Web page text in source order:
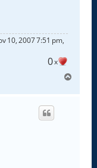
10, 2007 7:51 pm,
0x
r